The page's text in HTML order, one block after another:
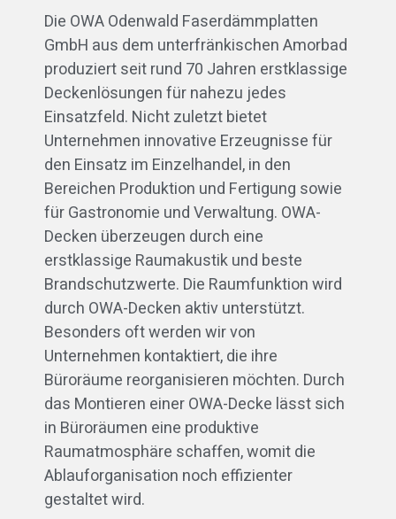
Die OWA Odenwald Faserdämmplatten
GmbH aus dem unterfränkischen Amorbad
produziert seit rund 70 Jahren erstklassige
Deckenlösungen für nahezu jedes
Einsatzfeld. Nicht zuletzt bietet
Unternehmen innovative Erzeugnisse für
den Einsatz im Einzelhandel, in den
Bereichen Produktion und Fertigung sowie
für Gastronomie und Verwaltung. OWA-
Decken überzeugen durch eine
erstklassige Raumakustik und beste
Brandschutzwerte. Die Raumfunktion wird
durch OWA-Decken aktiv unterstützt.
Besonders oft werden wir von
Unternehmen kontaktiert, die ihre
Büroräume reorganisieren möchten. Durch
das Montieren einer OWA-Decke lässt sich
in Büroräumen eine produktive
Raumatmosphäre schaffen, womit die
Ablauforganisation noch effizienter
gestaltet wird.